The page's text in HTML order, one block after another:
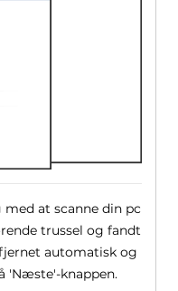
at scanne din pc
trussel og fandt
automatisk og
'Næste'-knappen.